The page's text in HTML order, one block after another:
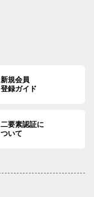
新規会員
登録ガイド
二要素認証に
ついて